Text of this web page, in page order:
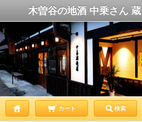
木曽谷の地酒 中乗さん
カート 検索